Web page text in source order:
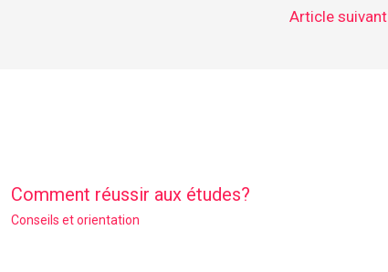
Article suivant
Comment réussir aux études?
Conseils et orientation